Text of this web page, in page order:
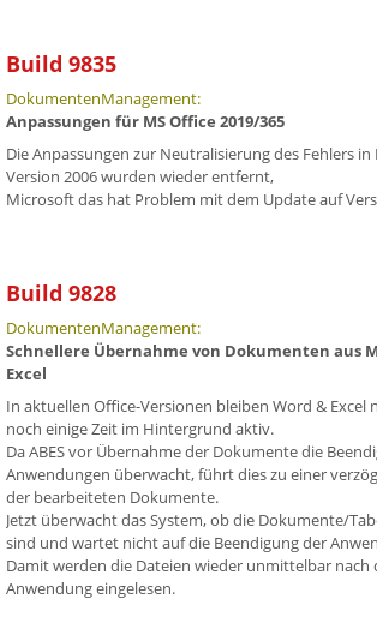
Build 9835
DokumentenManagement:
Anpassungen für MS Office 2019/365
Die Anpassungen zur Neutralisierung des Fehlers in
Version 2006 wurden wieder entfernt,
Microsoft das hat Problem mit dem Update auf
Build 9828
DokumentenManagement:
Schnellere Übernahme von Dokumenten aus
Excel
In aktuellen Office-Versionen bleiben Word & Excel
noch einige Zeit im Hintergrund aktiv.
Da ABES vor Übernahme der Dokumente die
Anwendungen überwacht, führt dies zu einer
der bearbeiteten Dokumente.
Jetzt überwacht das System, ob die Dokumente/
sind und wartet nicht auf die Beendigung der
Damit werden die Dateien wieder unmittelbar nach
Anwendung eingelesen.